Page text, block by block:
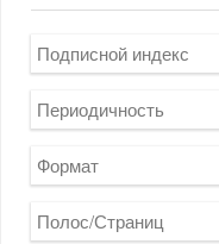
Подписной индекс
Периодичность
Формат
Полос/Страниц